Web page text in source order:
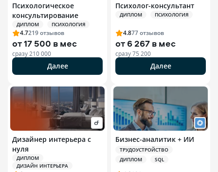
Психологическое
консультирование
ДИПЛОМ ПСИХОЛОГИЯ
4.7219отзывов
от17 500 в мес
сразу 210 000
Далее
Психолог-консультант
ДИПЛОМ ПСИХОЛОГИЯ
4.877отзывов
от 6 267 в мес
сразу75 200
Далее
Дизайнер интерьера с
нуля
ДИПЛОМ
ДИЗАЙН ИНТЕРЬЕРА
Бизнес-аналитик + ИИ
ТРУДОУСТРОЙСТВО
ДИПЛОМ
SQL